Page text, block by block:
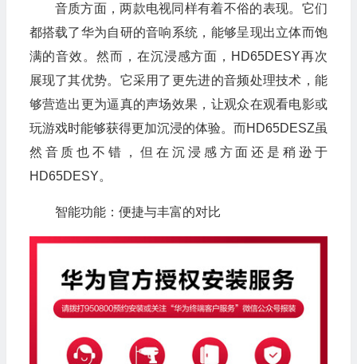
音质方面，两款电视同样有着不俗的表现。它们
都搭载了华为自研的音响系统，能够呈现出立体而饱
满的音效。然而，在沉浸感方面，HD65DESY再次
展现了其优势。它采用了更先进的音频处理技术，能
够营造出更为逼真的声场效果，让观众在观看电影或
玩游戏时能够获得更加沉浸的体验。而HD65DESZ虽
然音质也不错，但在沉浸感方面还是稍逊于
HD65DESY。
智能功能：便捷与丰富的对比